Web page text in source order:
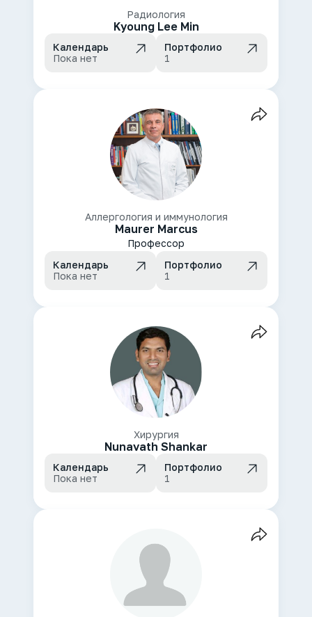
Радиология
Kyoung Lee Min
Календарь
Пока нет
Портфолио
1
Аллергология и иммунология
Maurer Marcus
Профессор
Календарь
Пока нет
Портфолио
1
Хирургия
Nunavath Shankar
Календарь
Пока нет
Портфолио
1